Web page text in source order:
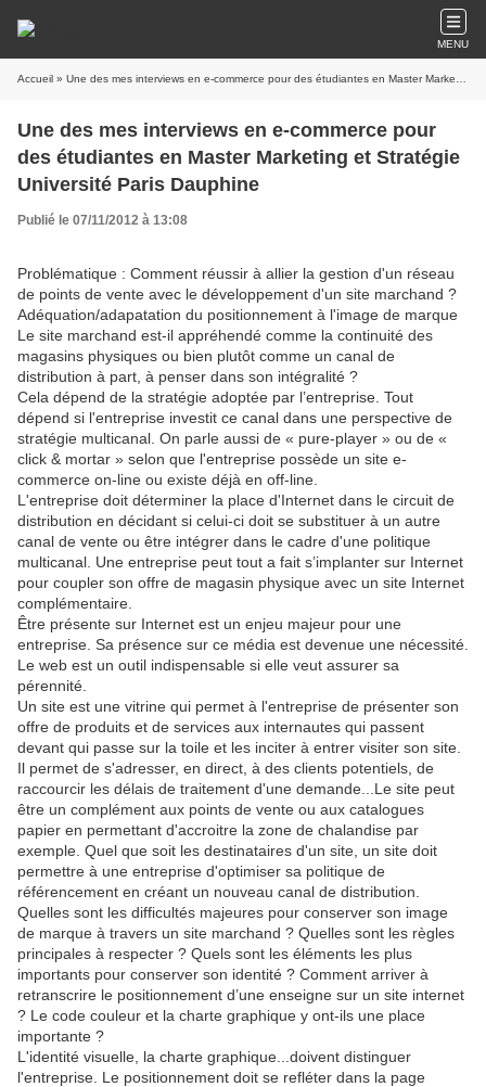
MENU
Accueil » Une des mes interviews en e-commerce pour des étudiantes en Master Marketing et Stratégie Université Paris Dauphine
Une des mes interviews en e-commerce pour
des étudiantes en Master Marketing et Stratégie
Université Paris Dauphine
Publié le 07/11/2012 à 13:08
Problématique : Comment réussir à allier la gestion d'un réseau
de points de vente avec le développement d'un site marchand ?
Adéquation/adapatation du positionnement à l'image de marque
Le site marchand est-il appréhendé comme la continuité des
magasins physiques ou bien plutôt comme un canal de
distribution à part, à penser dans son intégralité ?
Cela dépend de la stratégie adoptée par l’entreprise. Tout
dépend si l'entreprise investit ce canal dans une perspective de
stratégie multicanal. On parle aussi de « pure-player » ou de «
click & mortar » selon que l'entreprise possède un site e-
commerce on-line ou existe déjà en off-line.
L'entreprise doit déterminer la place d'Internet dans le circuit de
distribution en décidant si celui-ci doit se substituer à un autre
canal de vente ou être intégrer dans le cadre d'une politique
multicanal. Une entreprise peut tout a fait s’implanter sur Internet
pour coupler son offre de magasin physique avec un site Internet
complémentaire.
Être présente sur Internet est un enjeu majeur pour une
entreprise. Sa présence sur ce média est devenue une nécessité.
Le web est un outil indispensable si elle veut assurer sa
pérennité.
Un site est une vitrine qui permet à l'entreprise de présenter son
offre de produits et de services aux internautes qui passent
devant qui passe sur la toile et les inciter à entrer visiter son site.
Il permet de s'adresser, en direct, à des clients potentiels, de
raccourcir les délais de traitement d'une demande...Le site peut
être un complément aux points de vente ou aux catalogues
papier en permettant d'accroitre la zone de chalandise par
exemple. Quel que soit les destinataires d'un site, un site doit
permettre à une entreprise d'optimiser sa politique de
référencement en créant un nouveau canal de distribution.
Quelles sont les difficultés majeures pour conserver son image
de marque à travers un site marchand ? Quelles sont les règles
principales à respecter ? Quels sont les éléments les plus
importants pour conserver son identité ? Comment arriver à
retranscrire le positionnement d’une enseigne sur un site internet
? Le code couleur et la charte graphique y ont-ils une place
importante ?
L'identité visuelle, la charte graphique...doivent distinguer
l'entreprise. Le positionnement doit se refléter dans la page